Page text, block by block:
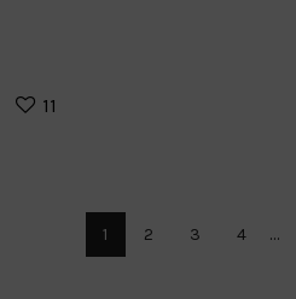
11
1 2 3 4 …